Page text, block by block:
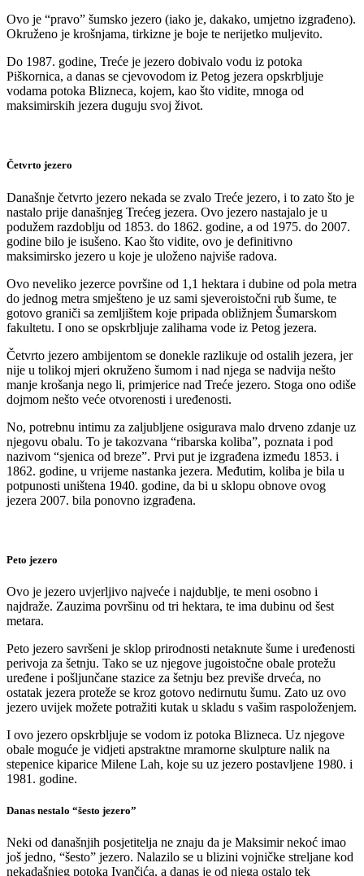
Ovo je “pravo” šumsko jezero (iako je, dakako, umjetno izgrađeno).
Okruženo je krošnjama, tirkizne je boje te nerijetko muljevito.
Do 1987. godine, Treće je jezero dobivalo vodu iz potoka
Piškornica, a danas se cjevovodom iz Petog jezera opskrbljuje
vodama potoka Blizneca, kojem, kao što vidite, mnoga od
maksimirskih jezera duguju svoj život.
Četvrto jezero
Današnje četvrto jezero nekada se zvalo Treće jezero, i to zato što je
nastalo prije današnjeg Trećeg jezera. Ovo jezero nastajalo je u
podužem razdoblju od 1853. do 1862. godine, a od 1975. do 2007.
godine bilo je isušeno. Kao što vidite, ovo je definitivno
maksimirsko jezero u koje je uloženo najviše radova.
Ovo neveliko jezerce površine od 1,1 hektara i dubine od pola metra
do jednog metra smješteno je uz sami sjeveroistočni rub šume, te
gotovo graniči sa zemljištem koje pripada obližnjem Šumarskom
fakultetu. I ono se opskrbljuje zalihama vode iz Petog jezera.
Četvrto jezero ambijentom se donekle razlikuje od ostalih jezera, jer
nije u tolikoj mjeri okruženo šumom i nad njega se nadvija nešto
manje krošanja nego li, primjerice nad Treće jezero. Stoga ono odiše
dojmom nešto veće otvorenosti i uređenosti.
No, potrebnu intimu za zaljubljene osigurava malo drveno zdanje uz
njegovu obalu. To je takozvana “ribarska koliba”, poznata i pod
nazivom “sjenica od breze”. Prvi put je izgrađena između 1853. i
1862. godine, u vrijeme nastanka jezera. Međutim, koliba je bila u
potpunosti uništena 1940. godine, da bi u sklopu obnove ovog
jezera 2007. bila ponovno izgrađena.
Peto jezero
Ovo je jezero uvjerljivo najveće i najdublje, te meni osobno i
najdraže. Zauzima površinu od tri hektara, te ima dubinu od šest
metara.
Peto jezero savršeni je sklop prirodnosti netaknute šume i uređenosti
perivoja za šetnju. Tako se uz njegove jugoistočne obale protežu
uređene i pošljunčane stazice za šetnju bez previše drveća, no
ostatak jezera proteže se kroz gotovo nedirnutu šumu. Zato uz ovo
jezero uvijek možete potražiti kutak u skladu s vašim raspoloženjem.
I ovo jezero opskrbljuje se vodom iz potoka Blizneca. Uz njegove
obale moguće je vidjeti apstraktne mramorne skulpture nalik na
stepenice kiparice Milene Lah, koje su uz jezero postavljene 1980. i
1981. godine.
Danas nestalo “šesto jezero”
Neki od današnjih posjetitelja ne znaju da je Maksimir nekoć imao
još jedno, “šesto” jezero. Nalazilo se u blizini vojničke streljane kod
nekadašnjeg potoka Ivančića, a danas je od njega ostalo tek